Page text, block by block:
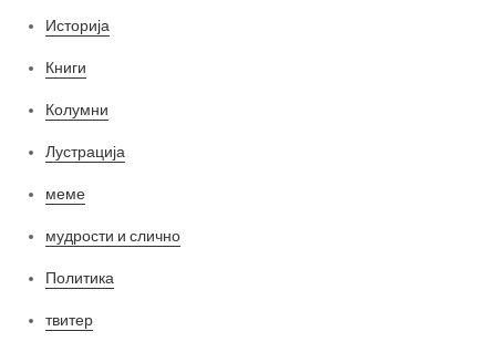
Историја
Книги
Колумни
Лустрација
меме
мудрости и слично
Политика
твитер